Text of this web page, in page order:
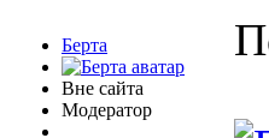
Берта
Вне сайта
Модератор